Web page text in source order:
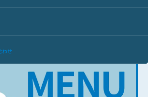
わせ
よる課題解決手法を学ぶための全4日間ほ